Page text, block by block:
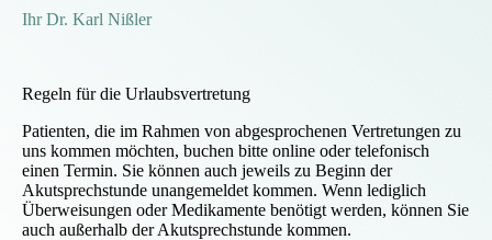
Ihr Dr. Karl Nißler
Regeln für die Urlaubsvertretung
Patienten, die im Rahmen von abgesprochenen Vertretungen zu
uns kommen möchten, buchen bitte online oder telefonisch
einen Termin. Sie können auch jeweils zu Beginn der
Akutsprechstunde unangemeldet kommen. Wenn lediglich
Überweisungen oder Medikamente benötigt werden, können Sie
auch außerhalb der Akutsprechstunde kommen.